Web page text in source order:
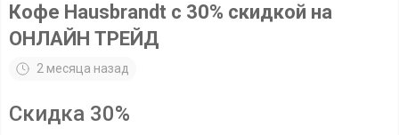
Кофе Hausbrandt с 30% скидкой на
ОНЛАЙН ТРЕЙД
2 месяца назад
Скидка 30%